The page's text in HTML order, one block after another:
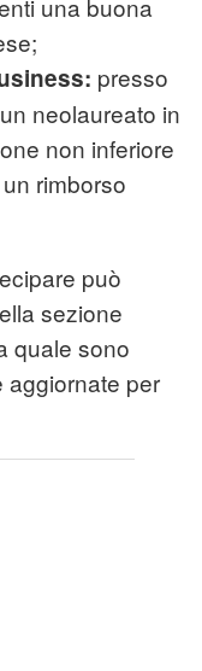
una buona
presso
neolaureato in
non inferiore
rimborso
può
sezione
quale sono
aggiornate per